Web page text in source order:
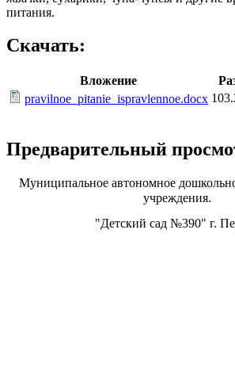
питания.
Скачать:
Вложение
pravilnoe_pitanie_ispravlennoe.docx
Предварительный
Муниципальное автономное
учреждения.
"Детский сад №390" г.